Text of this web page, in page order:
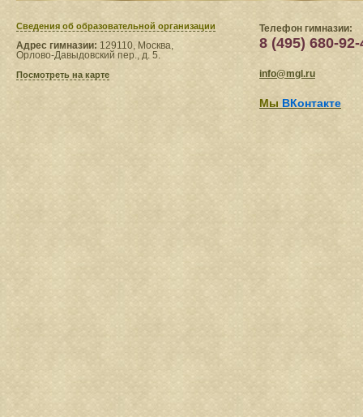
Сведения​ об образовательной организации
Адрес гимназии: 129110, Москва,
Орлово-Давыдовский пер., д. 5.
Посмотреть на карте
Телефон гимназии:
8 (495) 680-92-
info@mgl.ru
Мы ВКонтакте